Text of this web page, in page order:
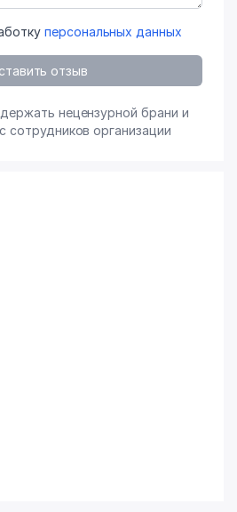
персональных данных
отзыв
нецензурной брани и
сотрудников организации